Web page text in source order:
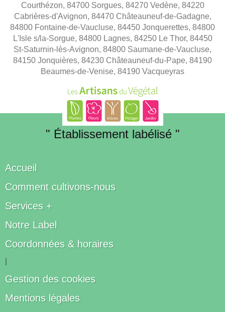
Courthézon, 84700 Sorgues, 84270 Vedène, 84220
Cabrières-d'Avignon, 84470 Châteauneuf-de-Gadagne,
84800 Fontaine-de-Vaucluse, 84450 Jonquerettes, 84800
L'Isle s/la-Sorgue, 84800 Lagnes, 84250 Le Thor, 84450
St-Saturnin-lès-Avignon, 84800 Saumane-de-Vaucluse,
84150 Jonquières, 84230 Châteauneuf-du-Pape, 84190
Beaumes-de-Venise, 84190 Vacqueyras
" Établissement labélisé "
Accueil
Comment cultivons-nous
Services +
Notre Label
Coordonnées & horaires
Gestion des cookies
Mentions légales